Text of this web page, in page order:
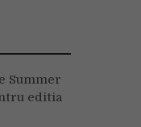
Summer
editia